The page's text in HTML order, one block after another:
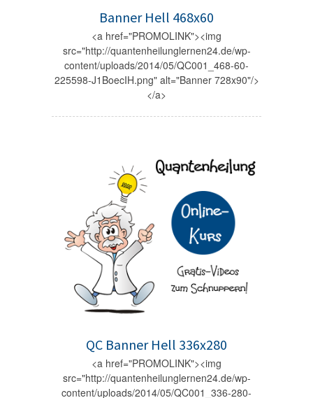
Banner Hell 468x60
<a href="PROMOLINK"><img
src="http://quantenheilunglernen24.de/wp-
content/uploads/2014/05/QC001_468-60-
225598-J1BoecIH.png" alt="Banner 728x90"/>
</a>
QC Banner Hell 336x280
<a href="PROMOLINK"><img
src="http://quantenheilunglernen24.de/wp-
content/uploads/2014/05/QC001_336-280-